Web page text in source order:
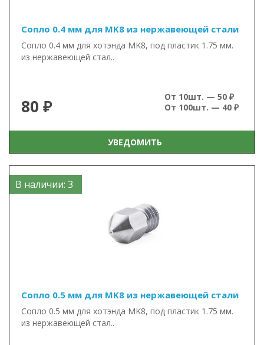
Сопло 0.4 мм для MK8 из нержавеющей стали
Сопло 0.4 мм для хотэнда MK8, под пластик 1.75 мм.
из нержавеющей стал..
80 ₽
От 10шт. — 50 ₽
От 100шт. — 40 ₽
УВЕДОМИТЬ
В наличии: 3
Сопло 0.5 мм для MK8 из нержавеющей стали
Сопло 0.5 мм для хотэнда MK8, под пластик 1.75 мм.
из нержавеющей стал..